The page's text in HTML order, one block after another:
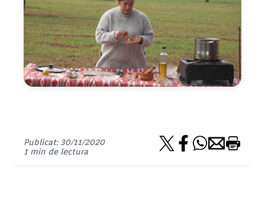
Publicat: 30/11/2020
1 min de lectura